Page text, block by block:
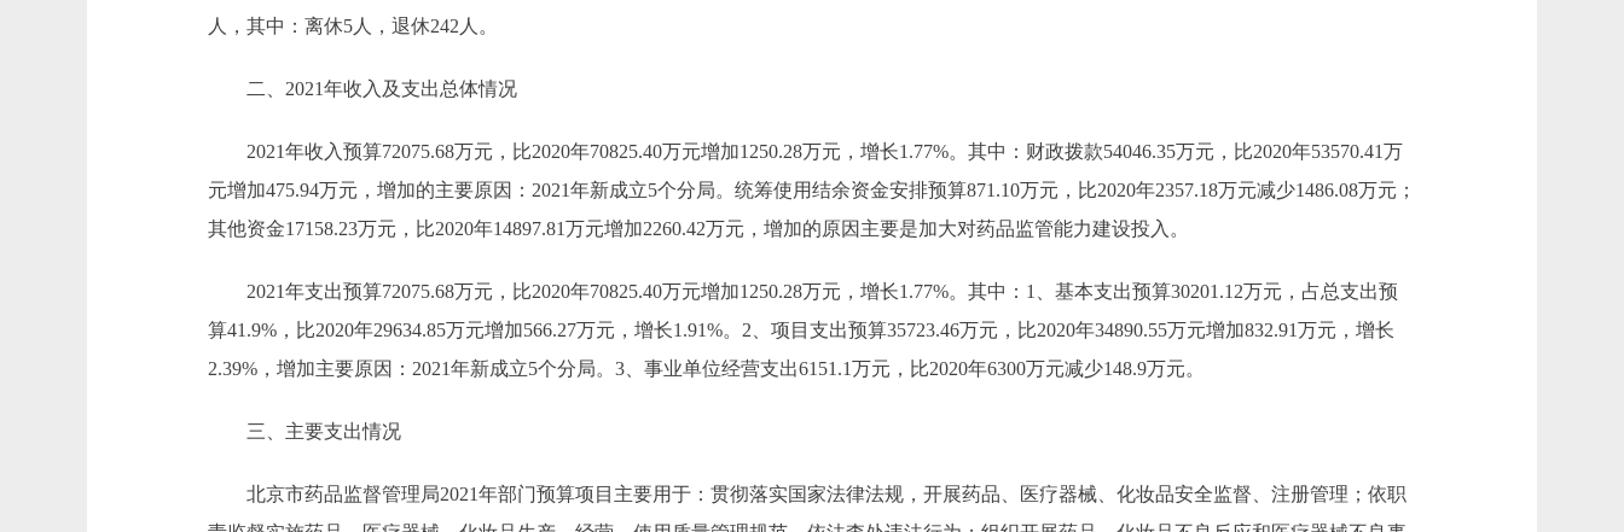
人，其中：离休5人，退休242人。
二、2021年收入及支出总体情况
2021年收入预算72075.68万元，比2020年70825.40万元增加1250.28万元，增长1.77%。其中：财政拨款54046.35万元，比2020年53570.41万
元增加475.94万元，增加的主要原因：2021年新成立5个分局。统筹使用结余资金安排预算871.10万元，比2020年2357.18万元减少1486.08万元；
其他资金17158.23万元，比2020年14897.81万元增加2260.42万元，增加的原因主要是加大对药品监管能力建设投入。
2021年支出预算72075.68万元，比2020年70825.40万元增加1250.28万元，增长1.77%。其中：1、基本支出预算30201.12万元，占总支出预
算41.9%，比2020年29634.85万元增加566.27万元，增长1.91%。2、项目支出预算35723.46万元，比2020年34890.55万元增加832.91万元，增长
2.39%，增加主要原因：2021年新成立5个分局。3、事业单位经营支出6151.1万元，比2020年6300万元减少148.9万元。
三、主要支出情况
北京市药品监督管理局2021年部门预算项目主要用于：贯彻落实国家法律法规，开展药品、医疗器械、化妆品安全监督、注册管理；依职